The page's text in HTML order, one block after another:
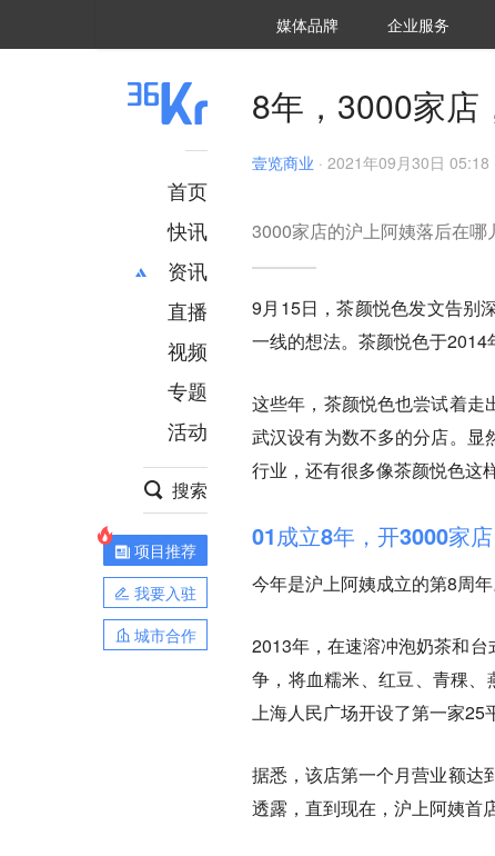
媒体品牌 36Kr研究院
企业服务
首页
快讯
资讯
推荐
财经
项目推荐
安徽
直播
视频
专题
活动
搜索
项目推荐
我要入驻
城市合作
8年，3000家店
壹览商业 · 2021年09月30日 05:18
3000家店的沪上阿姨落后在哪
9月15日，茶颜悦色发文告别
一线的想法。茶颜悦色于2014
这些年，茶颜悦色也尝试着走
武汉设有为数不多的分店。显
行业，还有很多像茶颜悦色这
01成立8年，开3000家店
今年是沪上阿姨成立的第8周
2013年，在速溶冲泡奶茶和
争，将血糯米、红豆、青稞、
上海人民广场开设了第一家25
据悉，该店第一个月营业额达
透露，直到现在，沪上阿姨首